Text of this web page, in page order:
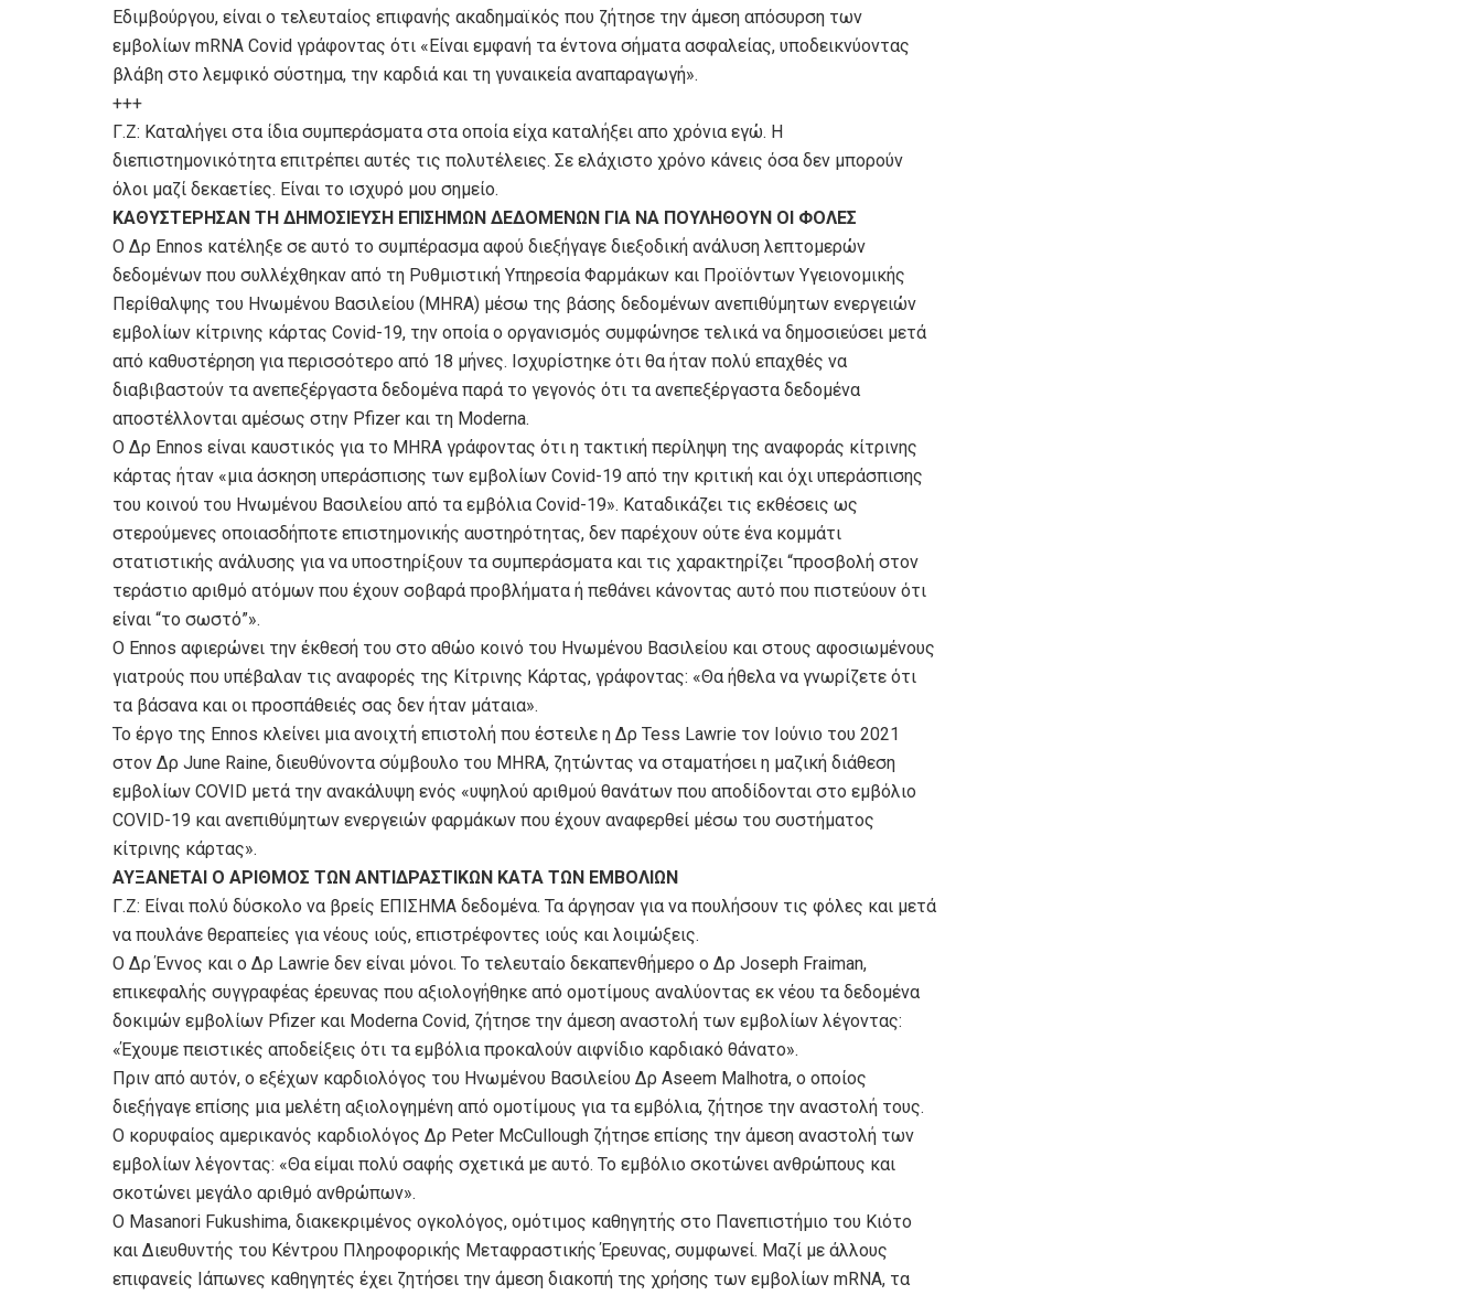
Εδιμβούργου, είναι ο τελευταίος επιφανής ακαδημαϊκός που ζήτησε την άμεση απόσυρση των
εμβολίων mRNA Covid γράφοντας ότι «Είναι εμφανή τα έντονα σήματα ασφαλείας, υποδεικνύοντας
βλάβη στο λεμφικό σύστημα, την καρδιά και τη γυναικεία αναπαραγωγή».
+++
Γ.Z: Καταλήγει στα ίδια συμπεράσματα στα οποία είχα καταλήξει απο χρόνια εγώ. H
διεπιστημονικότητα επιτρέπει αυτές τις πολυτέλειες. Σε ελάχιστο χρόνο κάνεις όσα δεν μπορούν
όλοι μαζί δεκαετίες. Είναι το ισχυρό μου σημείο.
ΚΑΘΥΣΤΕΡΗΣΑΝ ΤΗ ΔΗΜΟΣΙΕΥΣΗ ΕΠΙΣΗΜΩΝ ΔΕΔΟΜΕΝΩΝ ΓΙΑ ΝΑ ΠΟΥΛΗΘΟΥΝ ΟΙ ΦΟΛΕΣ
Ο Δρ Ennos κατέληξε σε αυτό το συμπέρασμα αφού διεξήγαγε διεξοδική ανάλυση λεπτομερών
δεδομένων που συλλέχθηκαν από τη Ρυθμιστική Υπηρεσία Φαρμάκων και Προϊόντων Υγειονομικής
Περίθαλψης του Ηνωμένου Βασιλείου (MHRA) μέσω της βάσης δεδομένων ανεπιθύμητων ενεργειών
εμβολίων κίτρινης κάρτας Covid-19, την οποία ο οργανισμός συμφώνησε τελικά να δημοσιεύσει μετά
από καθυστέρηση για περισσότερο από 18 μήνες. Ισχυρίστηκε ότι θα ήταν πολύ επαχθές να
διαβιβαστούν τα ανεπεξέργαστα δεδομένα παρά το γεγονός ότι τα ανεπεξέργαστα δεδομένα
αποστέλλονται αμέσως στην Pfizer και τη Moderna.
Ο Δρ Ennos είναι καυστικός για το MHRA γράφοντας ότι η τακτική περίληψη της αναφοράς κίτρινης
κάρτας ήταν «μια άσκηση υπεράσπισης των εμβολίων Covid-19 από την κριτική και όχι υπεράσπισης
του κοινού του Ηνωμένου Βασιλείου από τα εμβόλια Covid-19». Καταδικάζει τις εκθέσεις ως
στερούμενες οποιασδήποτε επιστημονικής αυστηρότητας, δεν παρέχουν ούτε ένα κομμάτι
στατιστικής ανάλυσης για να υποστηρίξουν τα συμπεράσματα και τις χαρακτηρίζει “προσβολή στον
τεράστιο αριθμό ατόμων που έχουν σοβαρά προβλήματα ή πεθάνει κάνοντας αυτό που πιστεύουν ότι
είναι “το σωστό”».
Ο Ennos αφιερώνει την έκθεσή του στο αθώο κοινό του Ηνωμένου Βασιλείου και στους αφοσιωμένους
γιατρούς που υπέβαλαν τις αναφορές της Κίτρινης Κάρτας, γράφοντας: «Θα ήθελα να γνωρίζετε ότι
τα βάσανα και οι προσπάθειές σας δεν ήταν μάταια».
Το έργο της Ennos κλείνει μια ανοιχτή επιστολή που έστειλε η Δρ Tess Lawrie τον Ιούνιο του 2021
στον Δρ June Raine, διευθύνοντα σύμβουλο του MHRA, ζητώντας να σταματήσει η μαζική διάθεση
εμβολίων COVID μετά την ανακάλυψη ενός «υψηλού αριθμού θανάτων που αποδίδονται στο εμβόλιο
COVID-19 και ανεπιθύμητων ενεργειών φαρμάκων που έχουν αναφερθεί μέσω του συστήματος
κίτρινης κάρτας».
ΑΥΞΑΝΕΤΑΙ Ο ΑΡΙΘΜΟΣ ΤΩΝ ΑΝΤΙΔΡΑΣΤΙΚΩΝ ΚΑΤΑ ΤΩΝ ΕΜΒΟΛΙΩΝ
Γ.Ζ: Είναι πολύ δύσκολο να βρείς ΕΠΙΣΗΜΑ δεδομένα. Τα άργησαν για να πουλήσουν τις φόλες και μετά
να πουλάνε θεραπείες για νέους ιούς, επιστρέφοντες ιούς και λοιμώξεις.
Ο Δρ Έννος και ο Δρ Lawrie δεν είναι μόνοι. Το τελευταίο δεκαπενθήμερο ο Δρ Joseph Fraiman,
επικεφαλής συγγραφέας έρευνας που αξιολογήθηκε από ομοτίμους αναλύοντας εκ νέου τα δεδομένα
δοκιμών εμβολίων Pfizer και Moderna Covid, ζήτησε την άμεση αναστολή των εμβολίων λέγοντας:
«Έχουμε πειστικές αποδείξεις ότι τα εμβόλια προκαλούν αιφνίδιο καρδιακό θάνατο».
Πριν από αυτόν, ο εξέχων καρδιολόγος του Ηνωμένου Βασιλείου Δρ Aseem Malhotra, ο οποίος
διεξήγαγε επίσης μια μελέτη αξιολογημένη από ομοτίμους για τα εμβόλια, ζήτησε την αναστολή τους.
Ο κορυφαίος αμερικανός καρδιολόγος Δρ Peter McCullough ζήτησε επίσης την άμεση αναστολή των
εμβολίων λέγοντας: «Θα είμαι πολύ σαφής σχετικά με αυτό. Το εμβόλιο σκοτώνει ανθρώπους και
σκοτώνει μεγάλο αριθμό ανθρώπων».
Ο Masanori Fukushima, διακεκριμένος ογκολόγος, ομότιμος καθηγητής στο Πανεπιστήμιο του Κιότο
και Διευθυντής του Κέντρου Πληροφορικής Μεταφραστικής Έρευνας, συμφωνεί. Μαζί με άλλους
επιφανείς Ιάπωνες καθηγητές έχει ζητήσει την άμεση διακοπή της χρήσης των εμβολίων mRNA, τα